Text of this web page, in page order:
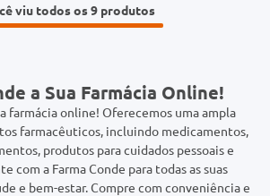
viu todos os 9
a Sua Farmácia Online!
farmácia online! Oferecemos uma ampla
farmacêuticos, incluindo medicamentos,
produtos para cuidados pessoais e
com a Farma Conde para todas as suas
e bem-estar. Compre com conveniência e